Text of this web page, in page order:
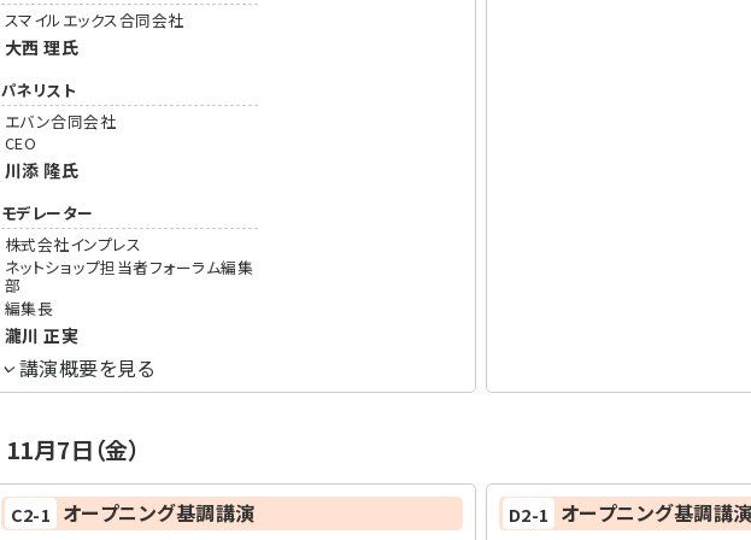
スマイルエックス合同会社
大西 理 氏
パネリスト
エバン合同会社
CEO
川添 隆氏
モデレーター
株式会社インプレス
ネットショップ担当者フォーラム編集
部
編集長
瀧川 正実
講演概要を見る
11月7日（金）
C2-1 オープニング基調講演 D2-1 オープニング基調講